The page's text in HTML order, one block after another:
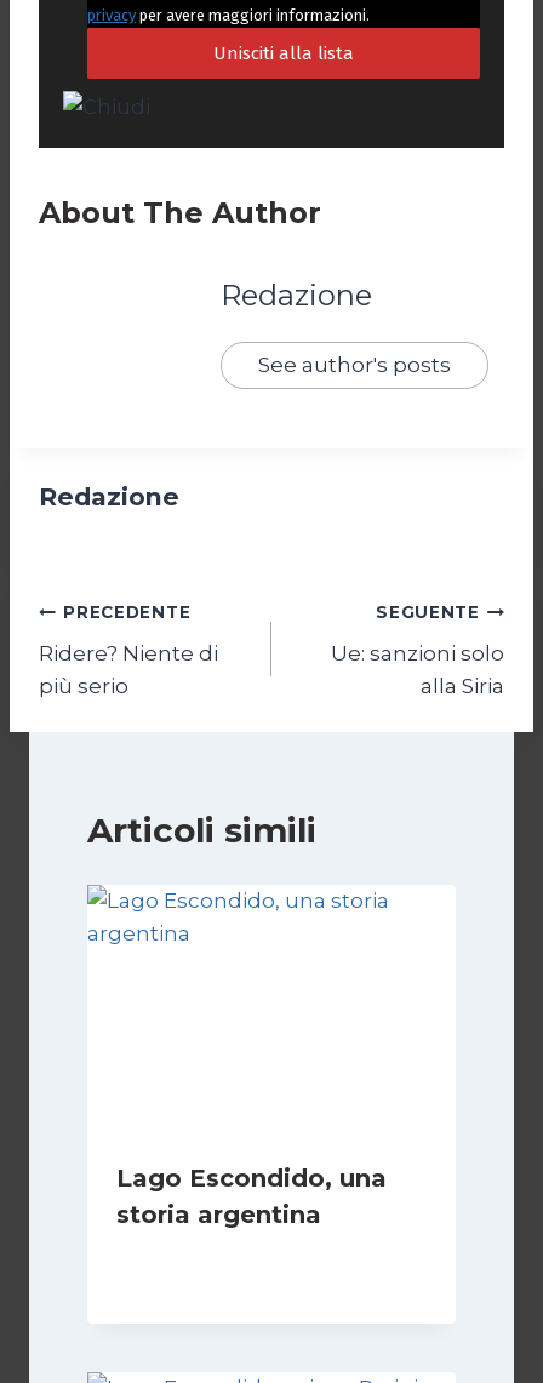
privacy per avere maggiori informazioni.
About The Author
Redazione
See author's posts
Redazione
Navigazione
articoli
PRECEDENTE
Ridere? Niente di
più serio
SEGUENTE
Ue: sanzioni solo
alla Siria
Articoli simili
Lago Escondido, una
storia argentina